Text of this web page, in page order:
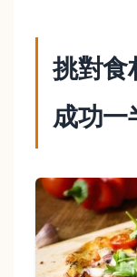
挑對食
成功一